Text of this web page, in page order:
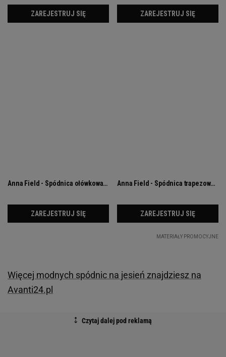
Więcej modnych spódnic na jesień znajdziesz na
Avanti24.pl